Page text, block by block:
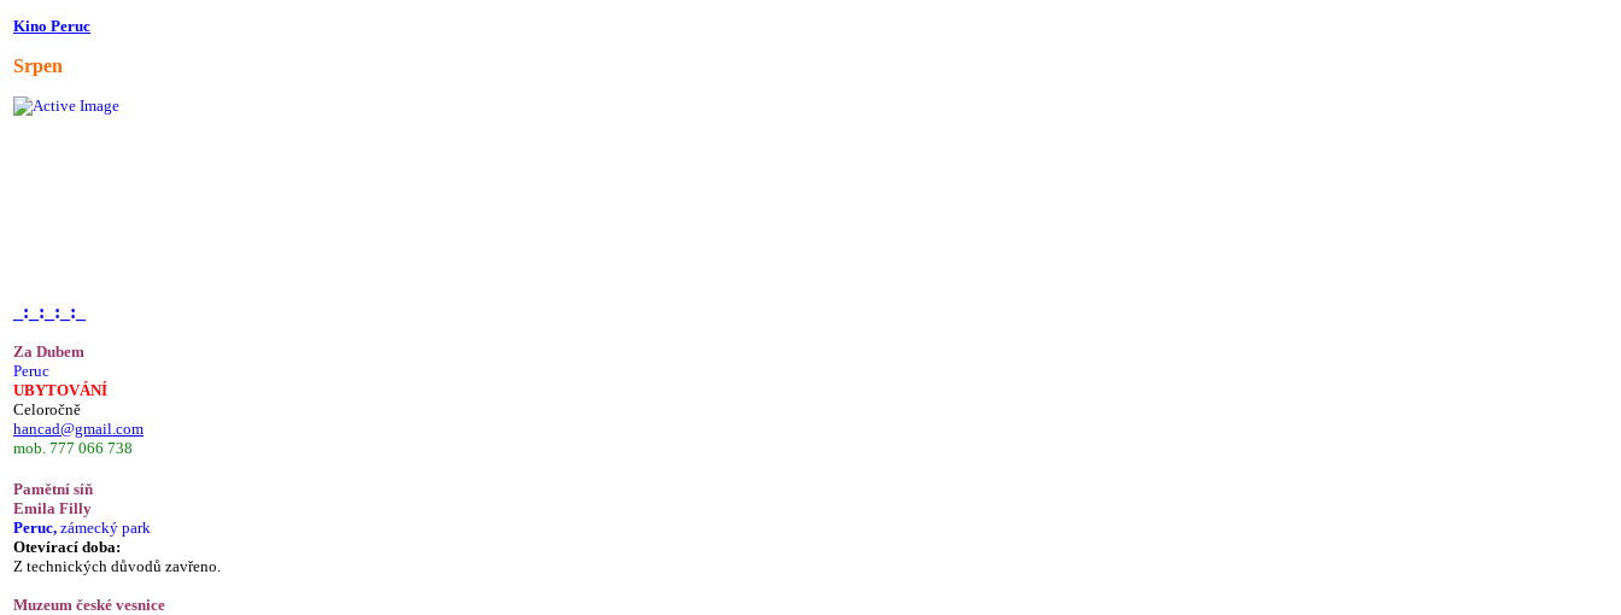
Kino Peruc
Srpen
_:_:_:_:_
Za Dubem
Peruc
UBYTOVÁNÍ
Celoročně
hancad@gmail.com
mob. 777 066 738
Pamětní síň
Emila Filly
Peruc, zámecký park
Otevírací doba:
Z technických důvodů zavřeno.
Muzeum české vesnice